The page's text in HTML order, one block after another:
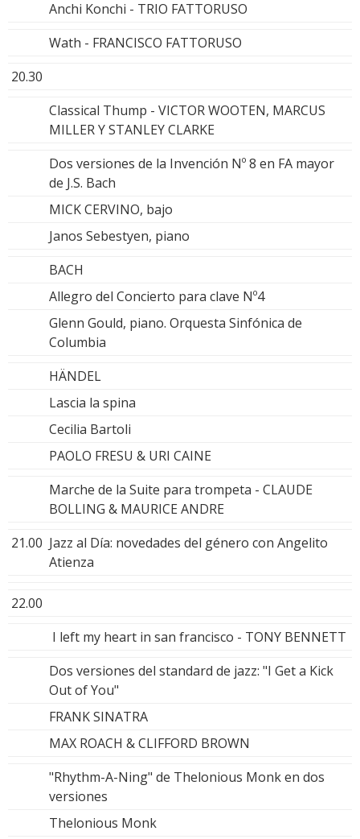
Anchi Konchi - TRIO FATTORUSO
Wath - FRANCISCO FATTORUSO
20.30
Classical Thump - VICTOR WOOTEN, MARCUS
MILLER Y STANLEY CLARKE
Dos versiones de la Invención Nº 8 en FA mayor
de J.S. Bach
MICK CERVINO, bajo
Janos Sebestyen, piano
BACH
Allegro del Concierto para clave Nº4
Glenn Gould, piano. Orquesta Sinfónica de
Columbia
HÄNDEL
Lascia la spina
Cecilia Bartoli
PAOLO FRESU & URI CAINE
Marche de la Suite para trompeta - CLAUDE
BOLLING & MAURICE ANDRE
21.00 Jazz al Día: novedades del género con Angelito
Atienza
22.00
I left my heart in san francisco - TONY BENNETT
Dos versiones del standard de jazz: "I Get a Kick
Out of You"
FRANK SINATRA
MAX ROACH & CLIFFORD BROWN
"Rhythm-A-Ning" de Thelonious Monk en dos
versiones
Thelonious Monk